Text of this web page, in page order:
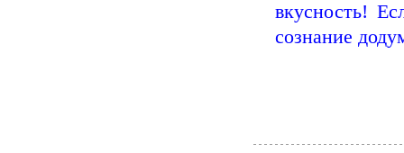
вкусность!
сознание